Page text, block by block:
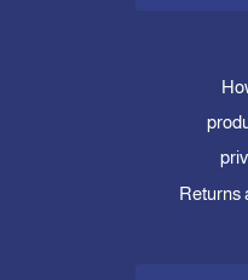
Returns